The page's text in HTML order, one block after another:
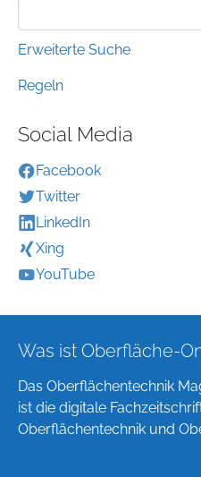
Erweiterte Suche
Regeln
Social Media
Facebook
Twitter
LinkedIn
Xing
YouTube
Was ist Oberfläche-
Das Oberflächentechnik
ist die digitale
Oberflächentechnik und